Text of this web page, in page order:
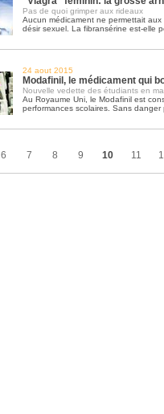
Pas de quoi grimper aux rideaux
Aucun médicament ne permettait
désir sexuel. La fibransérine est-elle
24 aout 2015
Modafinil, le médicament qui
Nouvelle vedette des étudiants en
Au Royaume Uni, le Modafinil est
performances scolaires. Sans danger
6 7 8 9 10 11